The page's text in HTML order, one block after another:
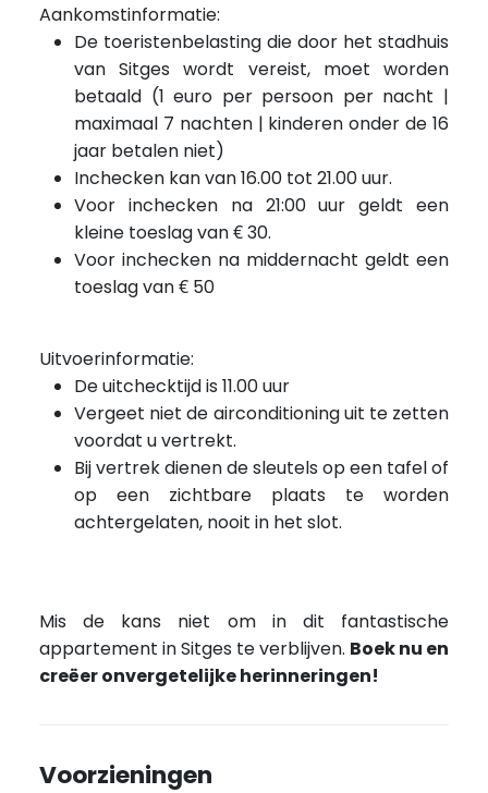
Aankomstinformatie:
De toeristenbelasting die door het stadhuis
van Sitges wordt vereist, moet worden
betaald (1 euro per persoon per nacht |
maximaal 7 nachten | kinderen onder de 16
jaar betalen niet)
Inchecken kan van 16.00 tot 21.00 uur.
Voor inchecken na 21:00 uur geldt een
kleine toeslag van € 30.
Voor inchecken na middernacht geldt een
toeslag van € 50
Uitvoerinformatie:
De uitchecktijd is 11.00 uur
Vergeet niet de airconditioning uit te zetten
voordat u vertrekt.
Bij vertrek dienen de sleutels op een tafel of
op een zichtbare plaats te worden
achtergelaten, nooit in het slot.
Mis de kans niet om in dit fantastische
appartement in Sitges te verblijven. Boek nu en
creëer onvergetelijke herinneringen!
Voorzieningen